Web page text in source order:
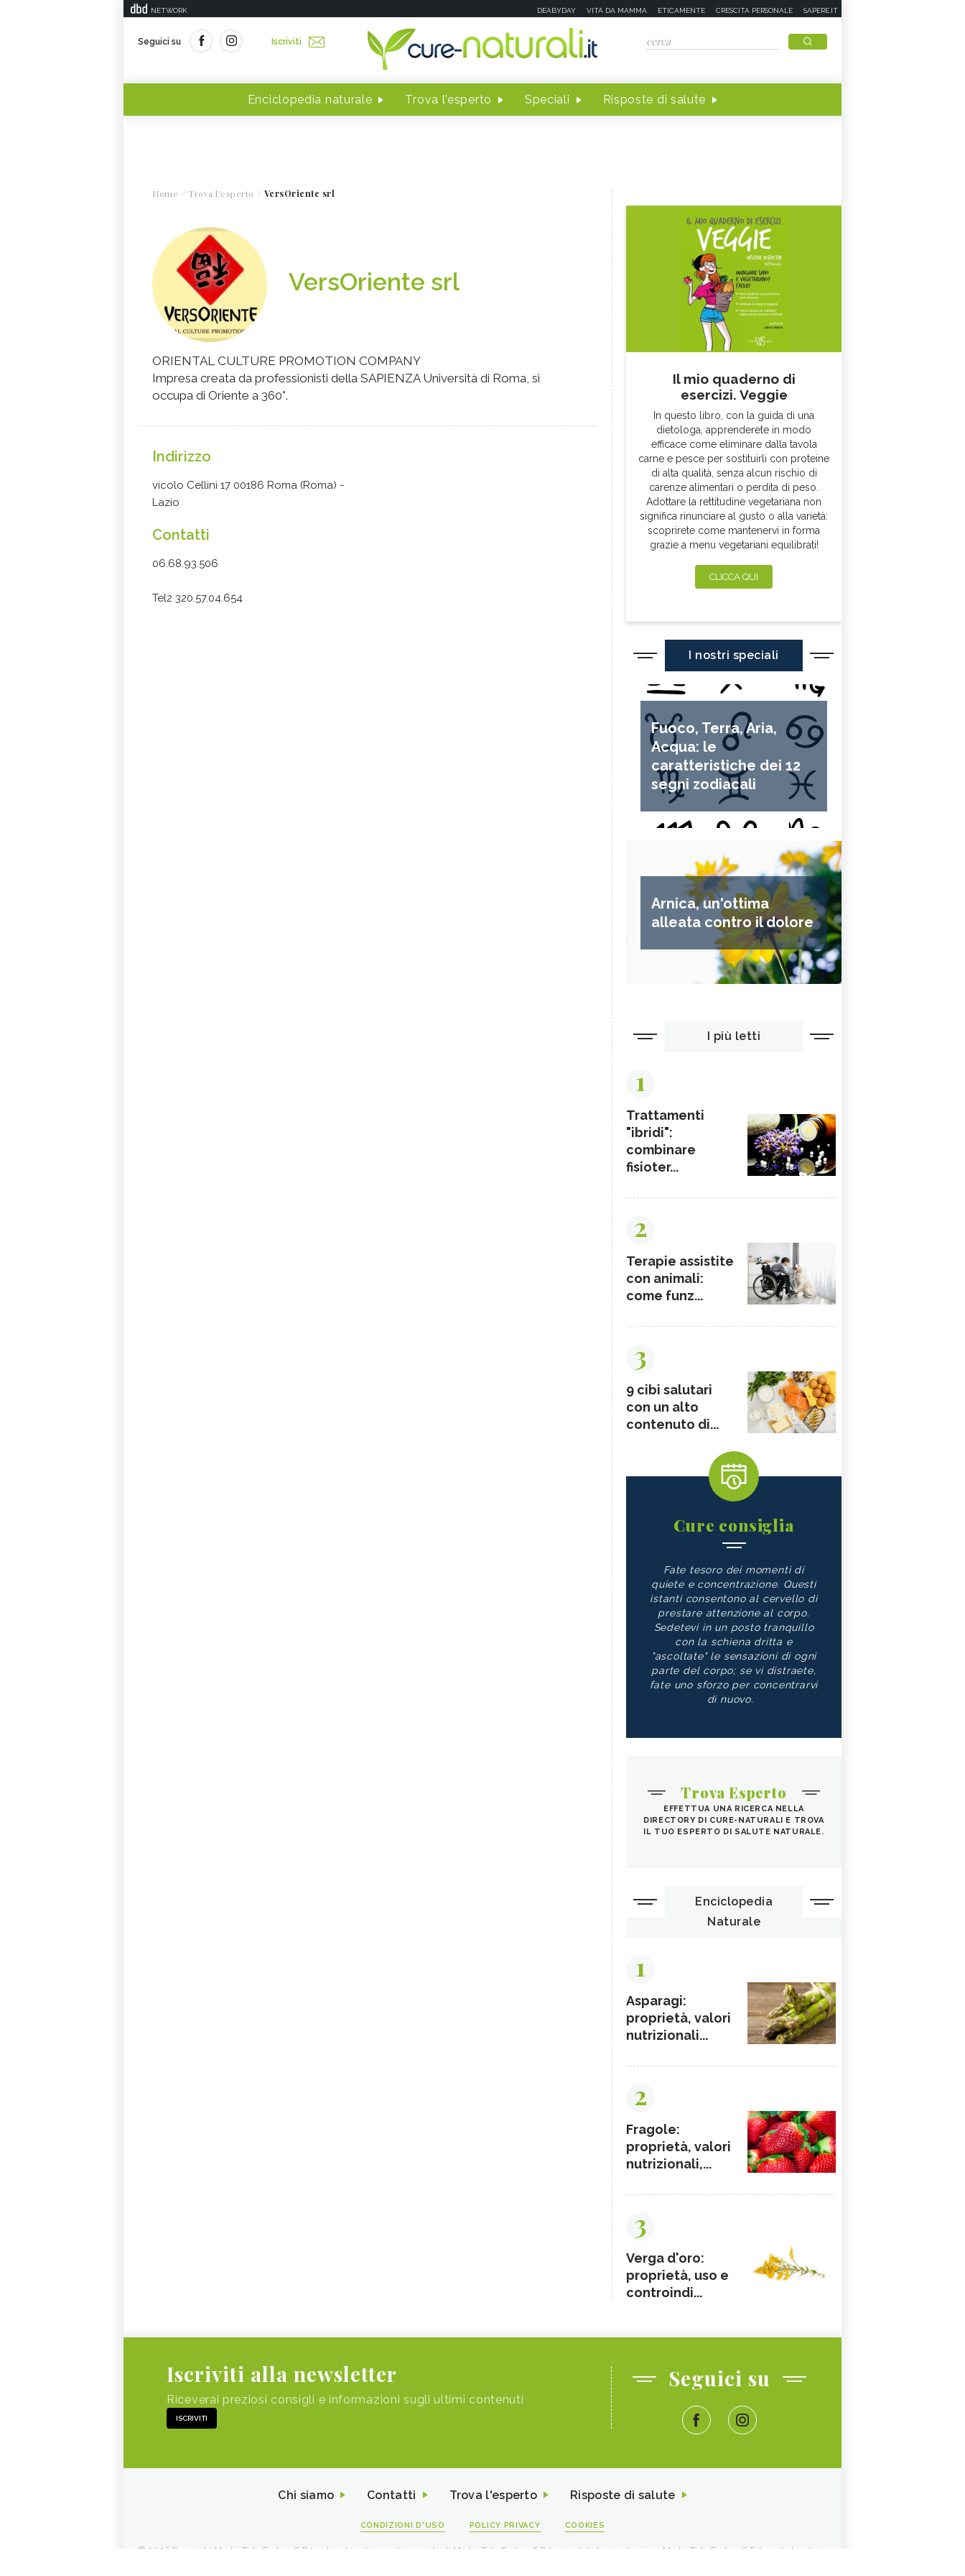
NETWORK DEABYDAY VITA DA MAMMA ETICAMENTE CRESCITA PERSONALE SAPERE.IT
Seguici su Iscriviti
Enciclopedia naturale Trova l'esperto Speciali Risposte di salute
Home Trova l'esperto VersOriente srl
VersOriente srl
ORIENTAL CULTURE PROMOTION COMPANY
Impresa creata da professionisti della SAPIENZA Università di Roma, si
occupa di Oriente a 360°.
Indirizzo
vicolo Cellini 17 00186 Roma (Roma) -
Lazio
Contatti
06.68.93.506
Tel2 320.57.04.654
Il mio quaderno di
esercizi. Veggie
In questo libro, con la guida di una
dietologa, apprenderete in modo
efficace come eliminare dalla tavola
carne e pesce per sostituirli con proteine
di alta qualità, senza alcun rischio di
carenze alimentari o perdita di peso.
Adottare la rettitudine vegetariana non
significa rinunciare al gusto o alla varietà:
scoprirete come mantenervi in forma
grazie a menu vegetariani equilibrati!
CLICCA QUI
I nostri speciali
Fuoco, Terra, Aria,
Acqua: le
caratteristiche dei 12
segni zodiacali
Arnica, un'ottima
alleata contro il dolore
I più letti
1
Trattamenti
"ibridi":
combinare
fisioter...
2
Terapie assistite
con animali:
come funz...
3
9 cibi salutari
con un alto
contenuto di...
Cure consiglia
Fate tesoro dei momenti di
quiete e concentrazione. Questi
istanti consentono al cervello di
prestare attenzione al corpo.
Sedetevi in un posto tranquillo
con la schiena dritta e
"ascoltate" le sensazioni di ogni
parte del corpo; se vi distraete,
fate uno sforzo per concentrarvi
di nuovo.
Trova Esperto
EFFETTUA UNA RICERCA NELLA
DIRECTORY DI CURE-NATURALI E TROVA
IL TUO ESPERTO DI SALUTE NATURALE.
Enciclopedia
Naturale
1
Asparagi:
proprietà, valori
nutrizionali...
2
Fragole:
proprietà, valori
nutrizionali,...
3
Verga d'oro:
proprietà, uso e
controindi...
Iscriviti alla newsletter
Riceverai preziosi consigli e informazioni sugli ultimi contenuti
ISCRIVITI
Seguici su
Chi siamo Contatti Trova l'esperto Risposte di salute
CONDIZIONI D'USO POLICY PRIVACY COOKIES
© 2026 Copyright Media Data Factory S.R.L. - I contenuti sono di proprietà di Media Data Factory S.R.L, è vietata la riproduzione. Media Data Factory S.R.L. sede legale in